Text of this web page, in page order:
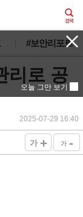
#보안리포트
리로 공
2025-07-29 16:40
가 + 가 -
오늘 그만 보기